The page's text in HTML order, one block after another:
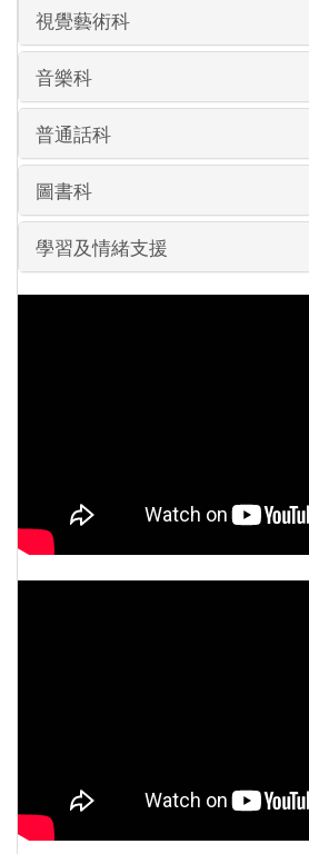
視覺藝術科
音樂科
普通話科
圖書科
學習及情緒支援